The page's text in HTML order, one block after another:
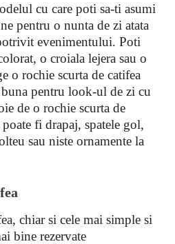
cu care poti sa-ti asumi
pentru o nunta de zi atata
evenimentului. Poti
o croiala lejera sau o
o rochie scurta de catifea
buna pentru look-ul de zi cu
de o rochie scurta de
fi drapaj, spatele gol,
sau niste ornamente la
chiar si cele mai simple si
bine rezervate